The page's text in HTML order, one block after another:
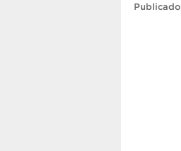
Publicado